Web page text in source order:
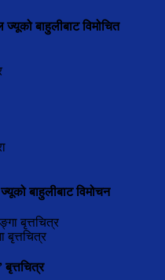
बाहुलीबाट विमोचित
बाहुलीबाट विमोचन